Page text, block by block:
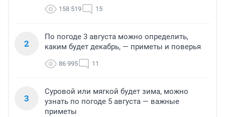
158 519 15
2
По погоде 3 августа можно определить,
каким будет декабрь, — приметы и поверья
86 995 11
3
Суровой или мягкой будет зима, можно
узнать по погоде 5 августа — важные
приметы